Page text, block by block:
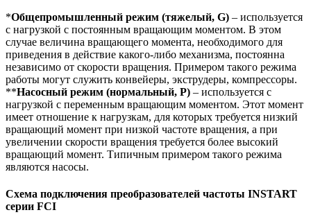
*Общепромышленный режим (тяжелый, G) – используется
с нагрузкой с постоянным вращающим моментом. В этом
случае величина вращающего момента, необходимого для
приведения в действие какого-либо механизма, постоянна
независимо от скорости вращения. Примером такого режима
работы могут служить конвейеры, экструдеры, компрессоры.
**Насосный режим (нормальный, P) – используется с
нагрузкой с переменным вращающим моментом. Этот момент
имеет отношение к нагрузкам, для которых требуется низкий
вращающий момент при низкой частоте вращения, а при
увеличении скорости вращения требуется более высокий
вращающий момент. Типичным примером такого режима
являются насосы.
Схема подключения преобразователей частоты INSTART
серии FCI